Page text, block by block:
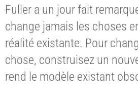
Fuller a un jour fait
change jamais les choses
réalité existante. Pour
chose, construisez un
rend le modèle existant